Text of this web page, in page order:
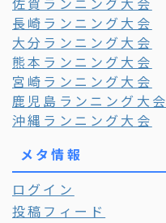
長崎ランニング大会
大分ランニング大会
熊本ランニング大会
宮崎ランニング大会
鹿児島ランニング大会
沖縄ランニング大会
メタ情報
ログイン
投稿フィード